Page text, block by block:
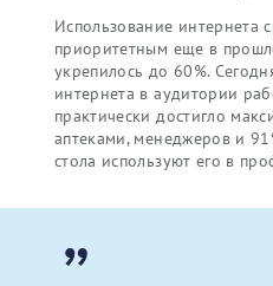
Использование интернета
приоритетным еще в
укрепилось до 60%.
интернета в аудитории
практически достигло
аптеками, менеджеров и
стола используют его в